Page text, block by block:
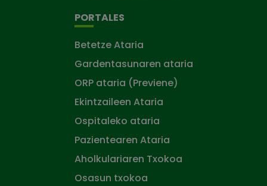
PORTALES
Betetze Ataria
Gardentasunaren ataria
ORP ataria (Previene)
Ekintzaileen Ataria
Ospitaleko ataria
Pazientearen Ataria
Aholkulariaren Txokoa
Osasun txokoa